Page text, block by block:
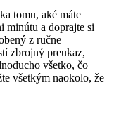
tomu, aké máte
minútu a doprajte si
z ručne
zbrojný preukaz,
všetko, čo
všetkým naokolo, že